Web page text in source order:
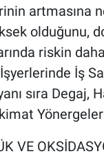
artmasına
olduğunu,
riskin
İş
sıra Degaj,
VE